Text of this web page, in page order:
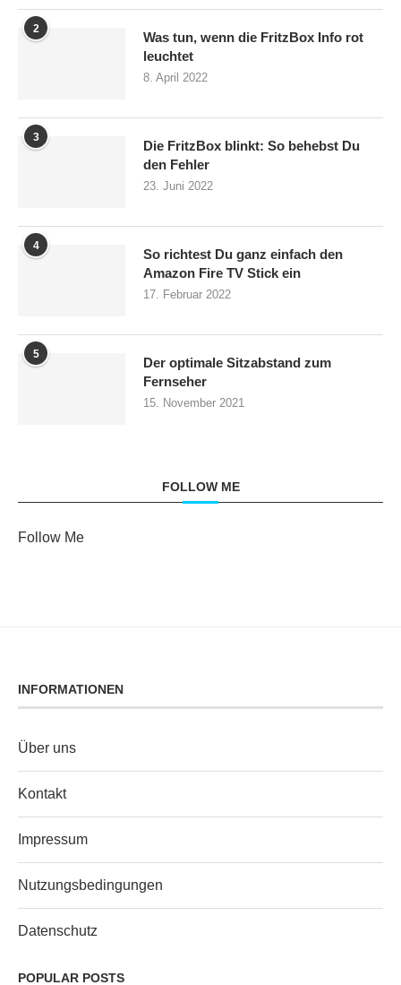
2
Was tun, wenn die FritzBox Info rot
leuchtet
8. April 2022
3
Die FritzBox blinkt: So behebst Du
den Fehler
23. Juni 2022
4
So richtest Du ganz einfach den
Amazon Fire TV Stick ein
17. Februar 2022
5
Der optimale Sitzabstand zum
Fernseher
15. November 2021
FOLLOW ME
Follow Me
INFORMATIONEN
Über uns
Kontakt
Impressum
Nutzungsbedingungen
Datenschutz
POPULAR POSTS